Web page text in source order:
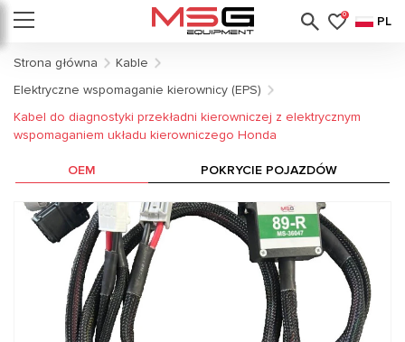
0 PL
Strona główna
Kable
Elektryczne wspomaganie kierownicy (EPS)
Kabel do diagnostyki przekładni kierowniczej z elektrycznym
wspomaganiem układu kierowniczego Honda
OEM POKRYCIE POJAZDÓW